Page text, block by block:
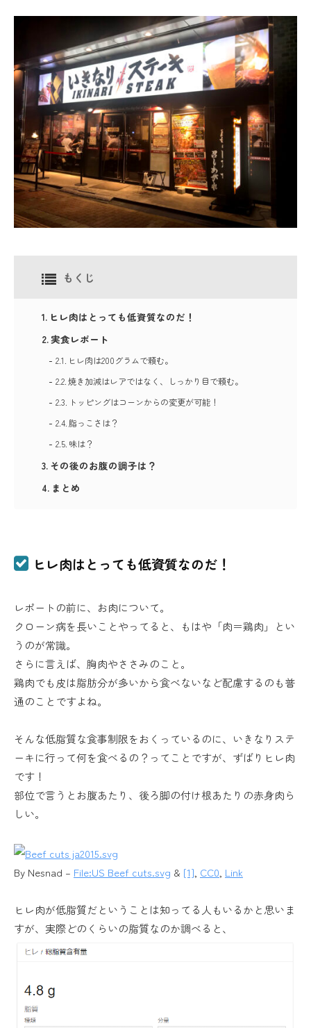
もくじ
ヒレ肉はとっても低資質なのだ！
実食レポート
ヒレ肉は200グラムで頼む。
焼き加減はレアではなく、しっかり目で頼む。
トッピングはコーンからの変更が可能！
脂っこさは？
味は？
その後のお腹の調子は？
まとめ
ヒレ肉はとっても低資質なのだ！
レポートの前に、お肉について。
クローン病を長いことやってると、もはや「肉＝鶏肉」とい
うのが常識。
さらに言えば、胸肉やささみのこと。
鶏肉でも皮は脂肪分が多いから食べないなど配慮するのも普
通のことですよね。
そんな低脂質な食事制限をおくっているのに、いきなりステ
ーキに行って何を食べるの？ってことですが、ずばりヒレ肉
です！
部位で言うとお腹あたり、後ろ脚の付け根あたりの赤身肉ら
しい。
By Nesnad – File:US Beef cuts.svg & [1] CC0 Link
ヒレ肉が低脂質だということは知ってる人もいるかと思いま
すが、実際どのくらいの脂質なのか調べると、